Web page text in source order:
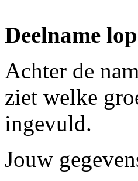
Deelname
Achter de
ziet welke
ingevuld.
Jouw